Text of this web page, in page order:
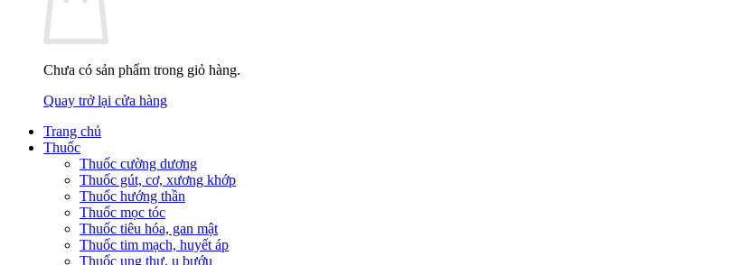
Chưa có sản phẩm trong giỏ hàng.
Quay trở lại cửa hàng
Trang chủ
Thuốc
Thuốc cường dương
Thuốc gút, cơ, xương khớp
Thuốc hướng thần
Thuốc mọc tóc
Thuốc tiêu hóa, gan mật
Thuốc tim mạch, huyết áp
Thuốc ung thư, u bướu